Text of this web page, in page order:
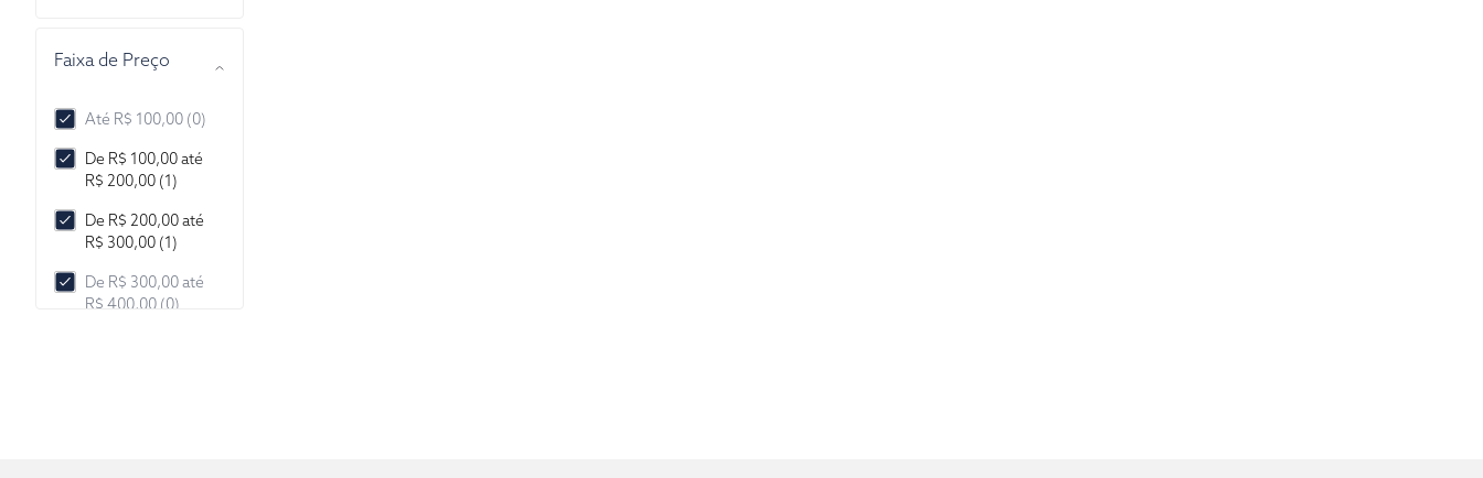
Faixa de Preço
Até R$ 100,00 (0)
De R$ 100,00 até
R$ 200,00 (1)
De R$ 200,00 até
R$ 300,00 (1)
De R$ 300,00 até
R$ 400,00 (0)